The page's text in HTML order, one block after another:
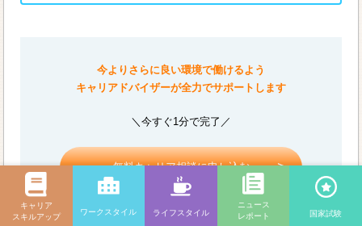
今よりさらに良い環境で働けるよう
キャリアドバイザーが全力でサポートします
＼今すぐ1分で完了／
無料キャリア相談に申し込む
キャリア
スキルアップ
ワークスタイル ライフスタイル
ニュース
レポート
国家試験